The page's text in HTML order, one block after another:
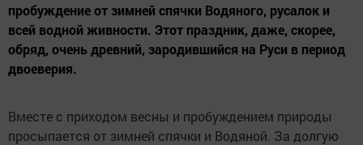
пробуждение от зимней спячки Водяного, русалок и
всей водной живности. Этот праздник, даже, скорее,
обряд, очень древний, зародившийся на Руси в период
двоеверия.
Вместе с приходом весны и пробуждением природы
просыпается от зимней спячки и Водяной. За долгую